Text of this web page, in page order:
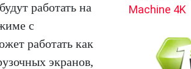
работать на
с
работать как
экранов,
Machine 4K